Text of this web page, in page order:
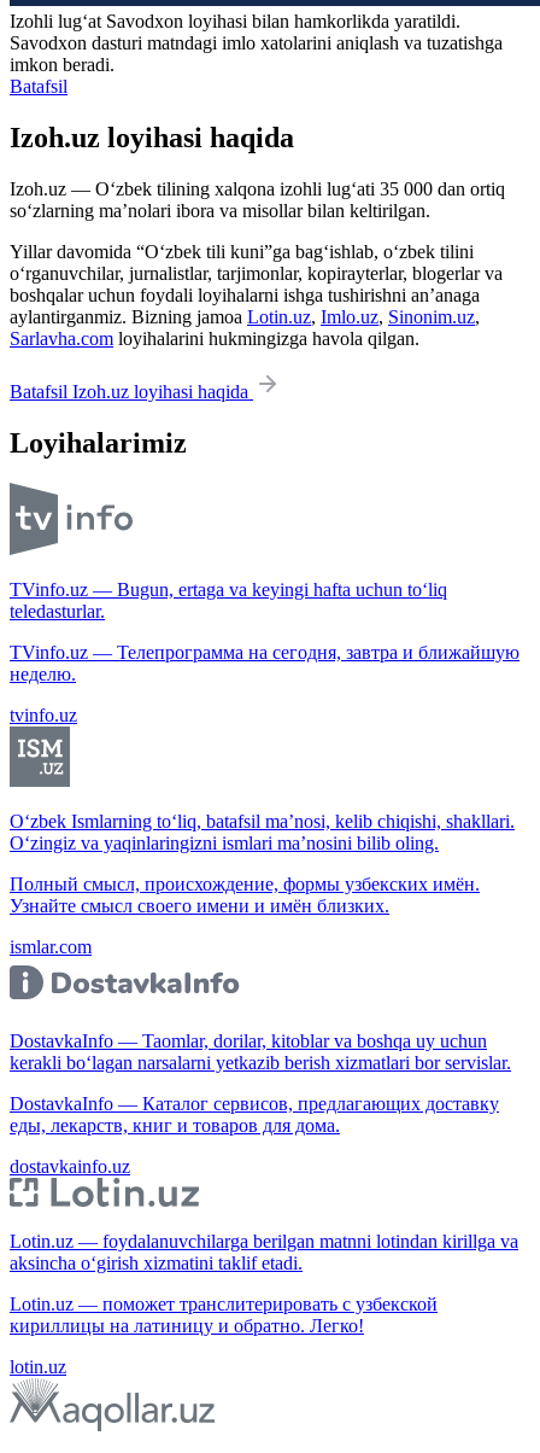
Izohli lugʻat Savodxon loyihasi bilan hamkorlikda yaratildi.
Savodxon dasturi matndagi imlo xatolarini aniqlash va tuzatishga
imkon beradi.
Batafsil
Izoh.uz loyihasi haqida
Izoh.uz — O‘zbek tilining xalqona izohli lug‘ati 35 000 dan ortiq
so‘zlarning ma’nolari ibora va misollar bilan keltirilgan.
Yillar davomida “O‘zbek tili kuni”ga bag‘ishlab, o‘zbek tilini
o‘rganuvchilar, jurnalistlar, tarjimonlar, kopirayterlar, blogerlar va
boshqalar uchun foydali loyihalarni ishga tushirishni an’anaga
aylantirganmiz. Bizning jamoa Lotin.uz, Imlo.uz, Sinonim.uz,
Sarlavha.com loyihalarini hukmingizga havola qilgan.
Batafsil Izoh.uz loyihasi haqida
Loyihalarimiz
TVinfo.uz — Bugun, ertaga va keyingi hafta uchun to‘liq
teledasturlar.
TVinfo.uz — Телепрограмма на сегодня, завтра и ближайшую
неделю.
tvinfo.uz
O‘zbek Ismlarning to‘liq, batafsil ma’nosi, kelib chiqishi, shakllari.
O‘zingiz va yaqinlaringizni ismlari ma’nosini bilib oling.
Полный смысл, происхождение, формы узбекских имён.
Узнайте смысл своего имени и имён близких.
ismlar.com
DostavkaInfo — Taomlar, dorilar, kitoblar va boshqa uy uchun
kerakli bo‘lagan narsalarni yetkazib berish xizmatlari bor servislar.
DostavkaInfo — Каталог сервисов, предлагающих доставку
еды, лекарств, книг и товаров для дома.
dostavkainfo.uz
Lotin.uz — foydalanuvchilarga berilgan matnni lotindan kirillga va
aksincha o‘girish xizmatini taklif etadi.
Lotin.uz — поможет транслитерировать с узбекской
кириллицы на латиницу и обратно. Легко!
lotin.uz